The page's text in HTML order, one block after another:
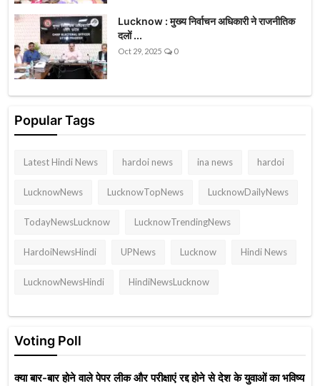
Lucknow : मुख्य निर्वाचन अधिकारी ने राजनीतिक
दलों ...
Oct 29, 2025 0
Popular Tags
Latest Hindi News hardoi news ina news hardoi
LucknowNews LucknowTopNews LucknowDailyNews
TodayNewsLucknow LucknowTrendingNews
HardoiNewsHindi UPNews Lucknow Hindi News
LucknowNewsHindi HindiNewsLucknow
Voting Poll
क्या बार-बार होने वाले पेपर लीक और परीक्षाएं रद्द होने से देश के युवाओं का भविष्य